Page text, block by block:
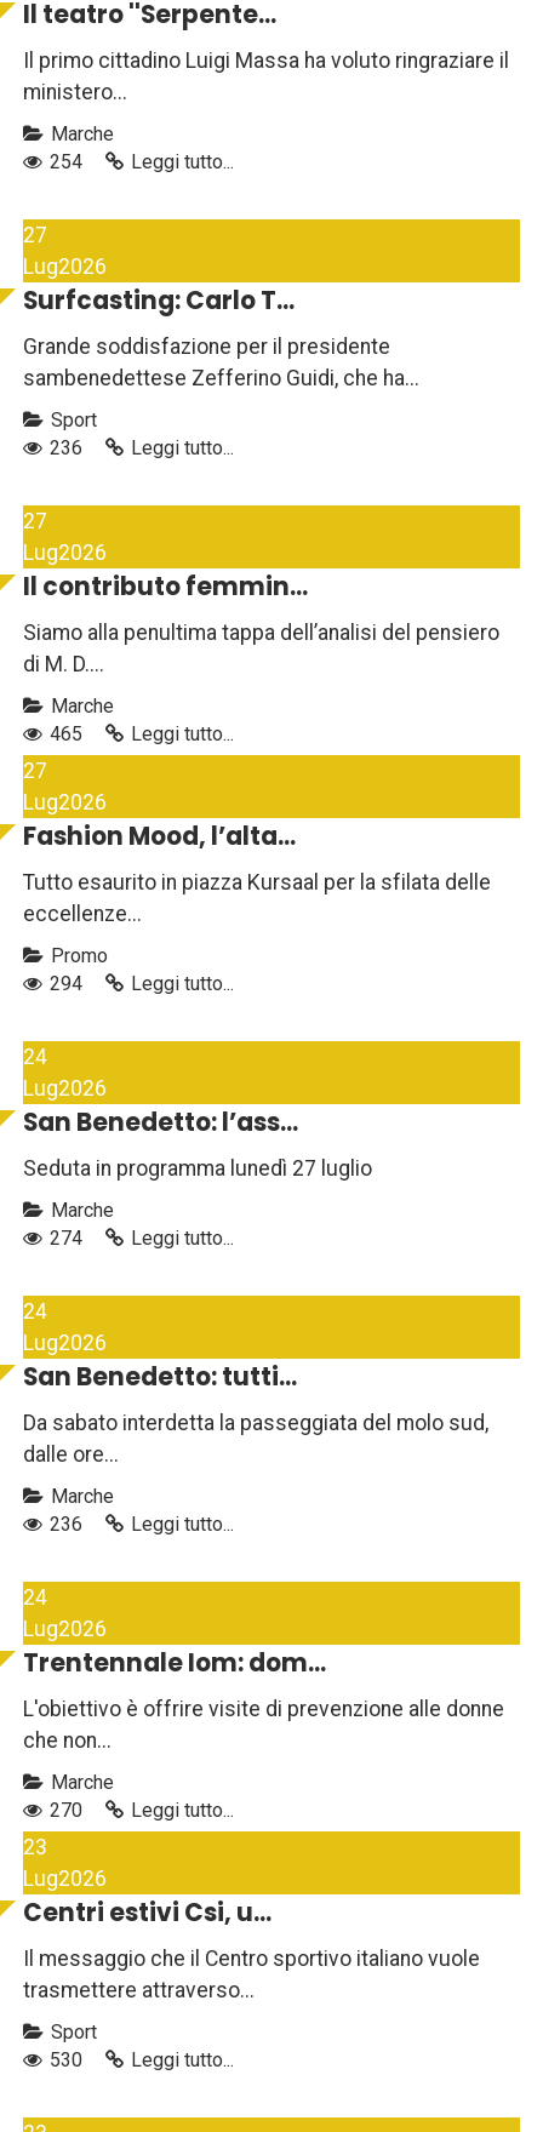
Il teatro ''Serpente...
Il primo cittadino Luigi Massa ha voluto ringraziare il
ministero...
Marche
254
Leggi tutto...
27
Lug2026
Surfcasting: Carlo T...
Grande soddisfazione per il presidente
sambenedettese Zefferino Guidi, che ha...
Sport
236
Leggi tutto...
27
Lug2026
Il contributo femmin...
Siamo alla penultima tappa dell’analisi del pensiero
di M. D....
Marche
465
Leggi tutto...
27
Lug2026
Fashion Mood, l’alta...
Tutto esaurito in piazza Kursaal per la sfilata delle
eccellenze...
Promo
294
Leggi tutto...
24
Lug2026
San Benedetto: l’ass...
Seduta in programma lunedì 27 luglio
Marche
274
Leggi tutto...
24
Lug2026
San Benedetto: tutti...
Da sabato interdetta la passeggiata del molo sud,
dalle ore...
Marche
236
Leggi tutto...
24
Lug2026
Trentennale Iom: dom...
L'obiettivo è offrire visite di prevenzione alle donne
che non...
Marche
270
Leggi tutto...
23
Lug2026
Centri estivi Csi, u...
Il messaggio che il Centro sportivo italiano vuole
trasmettere attraverso...
Sport
530
Leggi tutto...